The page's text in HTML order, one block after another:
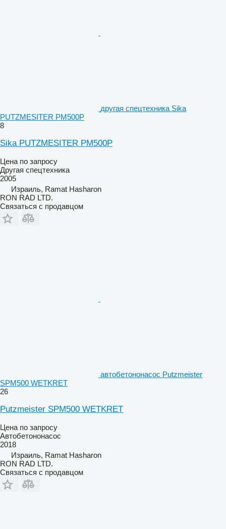
другая спецтехника Sika
PUTZMESITER PM500P
8
Sika PUTZMESITER PM500P
Цена по запросу
Другая спецтехника
2005
Израиль, Ramat Hasharon
RON RAD LTD.
Связаться с продавцом
автобетононасос Putzmeister
SPM500 WETKRET
26
Putzmeister SPM500 WETKRET
Цена по запросу
Автобетононасос
2018
Израиль, Ramat Hasharon
RON RAD LTD.
Связаться с продавцом